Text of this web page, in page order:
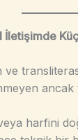
İletişimde
ve
ancak
harfini